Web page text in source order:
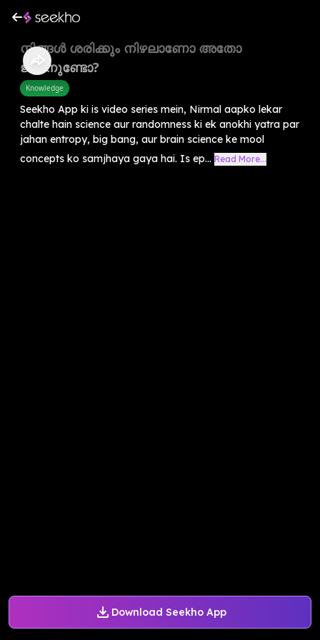
Download Seekho App
നിങ്ങൾ ശരിക്കും നിഴലാണോ അതോ
ജീവനുണ്ടോ?
Knowledge
Seekho App ki is video series mein, Nirmal aapko lekar
chalte hain science aur randomness ki ek anokhi yatra par
jahan entropy, big bang, aur brain science ke mool
concepts ko samjhaya gaya hai. Is ep... Read More...